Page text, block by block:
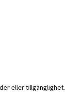
eller tillgänglighet.